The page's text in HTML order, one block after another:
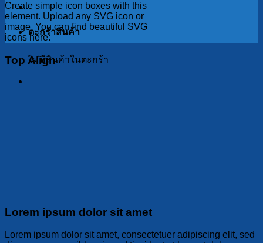
ตะกร้าสินค้า
ไม่มีสินค้าในตะกร้า
Create simple icon boxes with this
element. Upload any SVG icon or
image. You can find beautiful SVG
icons here:
Top Align
Lorem ipsum dolor sit amet
Lorem ipsum dolor sit amet, consectetuer adipiscing elit, sed